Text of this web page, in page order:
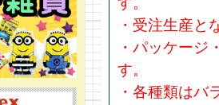
・受注生産と
・パッケージ
す。
・各種類はバ